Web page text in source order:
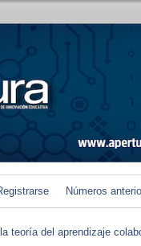
Números
teoría del aprendizaje